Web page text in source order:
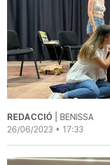
REDACCIÓ | BENISSA
26/06/2023 • 17:33